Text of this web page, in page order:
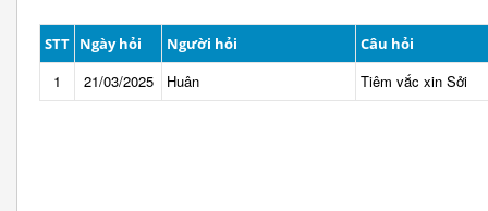
STT Ngày hỏi Người hỏi Câu hỏi
1 21/03/2025 Huân Tiêm vắc xin Sởi